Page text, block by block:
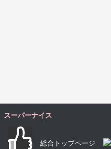
スーパーナイス
総合トップページ